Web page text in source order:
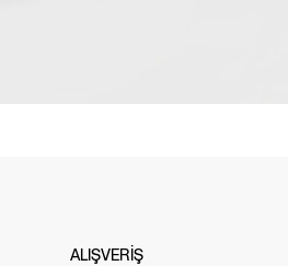
ALIŞVERİŞ